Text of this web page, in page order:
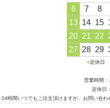
6
7 8
13 14 15
20 21 22
27 28 29
■定休日
営業時間
定休日
24時間いつでもご注文頂けますが、お問い合わ